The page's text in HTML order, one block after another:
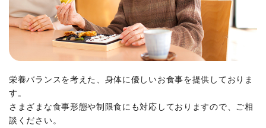
栄養バランスを考えた、身体に優しいお食事を提供しておりま
す。
さまざまな食事形態や制限食にも対応しておりますので、ご相
談ください。